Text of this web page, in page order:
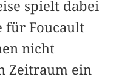
spielt dabei
für Foucault
nicht
Zeitraum ein